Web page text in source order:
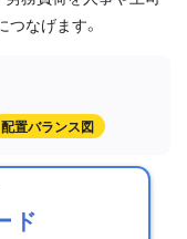
なげます。
配置バランス図
ド